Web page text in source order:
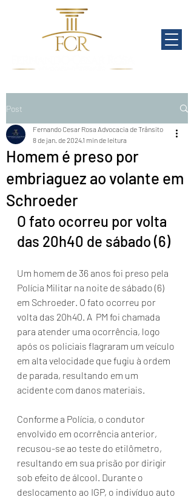
Post
Homem é preso por
embriaguez ao volante em
Schroeder
Fernando Cesar Rosa Advocacia de Trânsito
8 de jan. de 20241 min de leitura
O fato ocorreu por volta
das 20h40 de sábado (6)
Um homem de 36 anos foi preso pela
Polícia Militar na noite de sábado (6)
em Schroeder. O fato ocorreu por
volta das 20h40. A  PM foi chamada
para atender uma ocorrência, logo
após os policiais flagraram um veículo
em alta velocidade que fugiu à ordem
de parada, resultando em um
acidente com danos materiais.
Conforme a Polícia, o condutor
envolvido em ocorrência anterior,
recusou-se ao teste do etilômetro,
resultando em sua prisão por dirigir
sob efeito de álcool. Durante o
deslocamento ao IGP, o indivíduo auto